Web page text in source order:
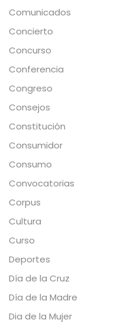
Comunicados
Concierto
Concurso
Conferencia
Congreso
Consejos
Constitución
Consumidor
Consumo
Convocatorias
Corpus
Cultura
Curso
Deportes
Día de la Cruz
Día de la Madre
Dia de la Mujer